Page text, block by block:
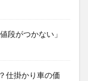
段がつかない」
仕掛かり車の価